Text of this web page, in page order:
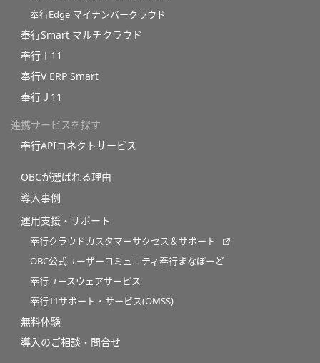
奉行Edge マイナンバークラウド
奉行Smart マルチクラウド
奉行ｉ11
奉行V ERP Smart
奉行Ｊ11
連携サービスを探す
奉行APIコネクトサービス
OBCが選ばれる理由
導入事例
運用支援・サポート
奉行クラウドカスタマーサクセス＆サポート
OBC公式ユーザーコミュニティ奉行まなぼーど
奉行ユースウェアサービス
奉行11サポート・サービス(OMSS)
無料体験
導入のご相談・問合せ